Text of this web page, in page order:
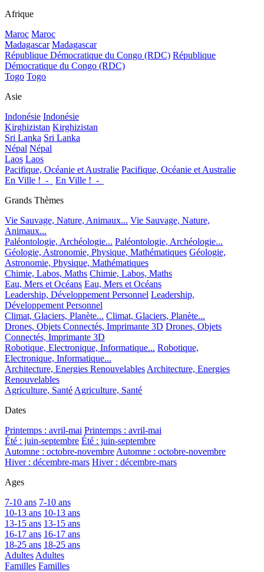
Afrique
Maroc Maroc
Madagascar Madagascar
République Démocratique du Congo (RDC) République
Démocratique du Congo (RDC)
Togo Togo
Asie
Indonésie Indonésie
Kirghizistan Kirghizistan
Sri Lanka Sri Lanka
Népal Népal
Laos Laos
Pacifique, Océanie et Australie Pacifique, Océanie et Australie
En Ville !_-_
En Ville !_-_
Grands Thèmes
Vie Sauvage, Nature, Animaux... Vie Sauvage, Nature,
Animaux...
Paléontologie, Archéologie... Paléontologie, Archéologie...
Géologie, Astronomie, Physique, Mathématiques Géologie,
Astronomie, Physique, Mathématiques
Chimie, Labos, Maths Chimie, Labos, Maths
Eau, Mers et Océans Eau, Mers et Océans
Leadership, Développement Personnel Leadership,
Développement Personnel
Climat, Glaciers, Planète... Climat, Glaciers, Planète...
Drones, Objets Connectés, Imprimante 3D Drones, Objets
Connectés, Imprimante 3D
Robotique, Electronique, Informatique... Robotique,
Electronique, Informatique...
Architecture, Energies RenouvelablesArchitecture, Energies
Renouvelables
Agriculture, SantéAgriculture, Santé
Dates
Printemps : avril-mai Printemps : avril-mai
Été : juin-septembre Été : juin-septembre
Automne : octobre-novembreAutomne : octobre-novembre
Hiver : décembre-mars Hiver : décembre-mars
Ages
7-10 ans 7-10 ans
10-13 ans 10-13 ans
13-15 ans 13-15 ans
16-17 ans 16-17 ans
18-25 ans 18-25 ans
AdultesAdultes
Familles Familles